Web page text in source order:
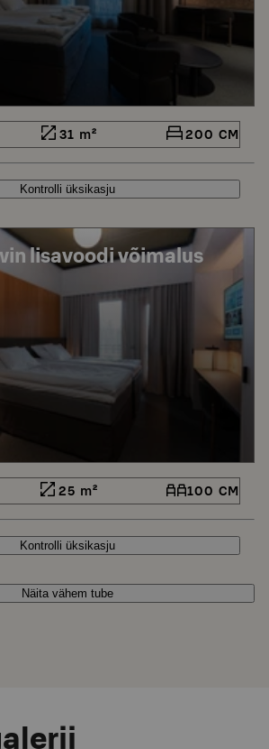
31 m² 200 CM
Kontrolli üksikasju
lisavoodi võimalus
25 m² 100 CM
Kontrolli üksikasju
Näita vähem tube